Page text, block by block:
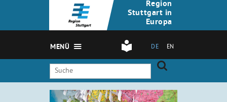
Region
Stuttgart in
Europa
DE EN
MENÜ